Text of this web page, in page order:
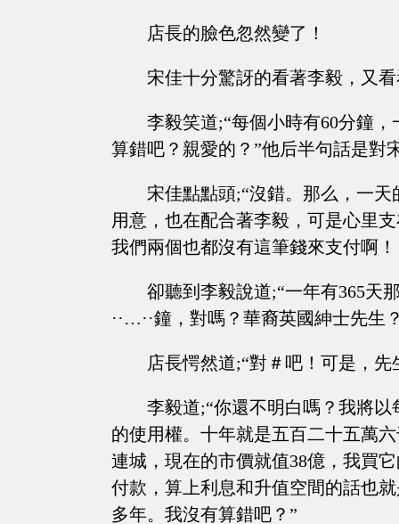
店長的臉色忽然變了！
宋佳十分驚訝的看著李毅，又
李毅笑道;“每個小時有60分鐘
算錯吧？親愛的？”他后半句話是對
宋佳點點頭;“沒錯。那么，一
用意，也在配合著李毅，可是心里
我們兩個也都沒有這筆錢來支付啊！
卻聽到李毅說道;“一年有365天
··…··鐘，對嗎？華裔英國紳士先生
店長愕然道;“對＃吧！可是，
李毅道;“你還不明白嗎？我將
的使用權。十年就是五百二十五萬
連城，現在的市價就值38億，我買
付款，算上利息和升值空間的話也
多年。我沒有算錯吧？”